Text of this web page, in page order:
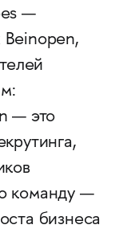
—
— это
команду —
бизнеса